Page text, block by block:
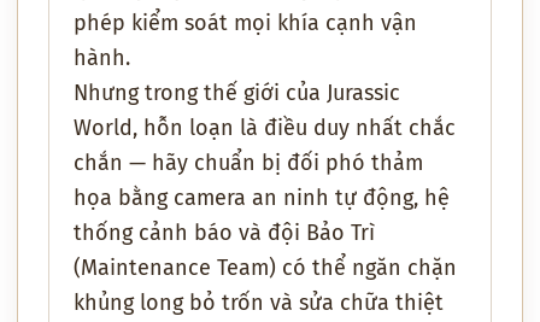
phép kiểm soát mọi khía cạnh vận
hành.
Nhưng trong thế giới của Jurassic
World, hỗn loạn là điều duy nhất chắc
chắn — hãy chuẩn bị đối phó thảm
họa bằng camera an ninh tự động, hệ
thống cảnh báo và đội Bảo Trì
(Maintenance Team) có thể ngăn chặn
khủng long bỏ trốn và sửa chữa thiệt